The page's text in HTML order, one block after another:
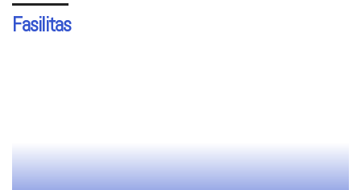
Fasilitas